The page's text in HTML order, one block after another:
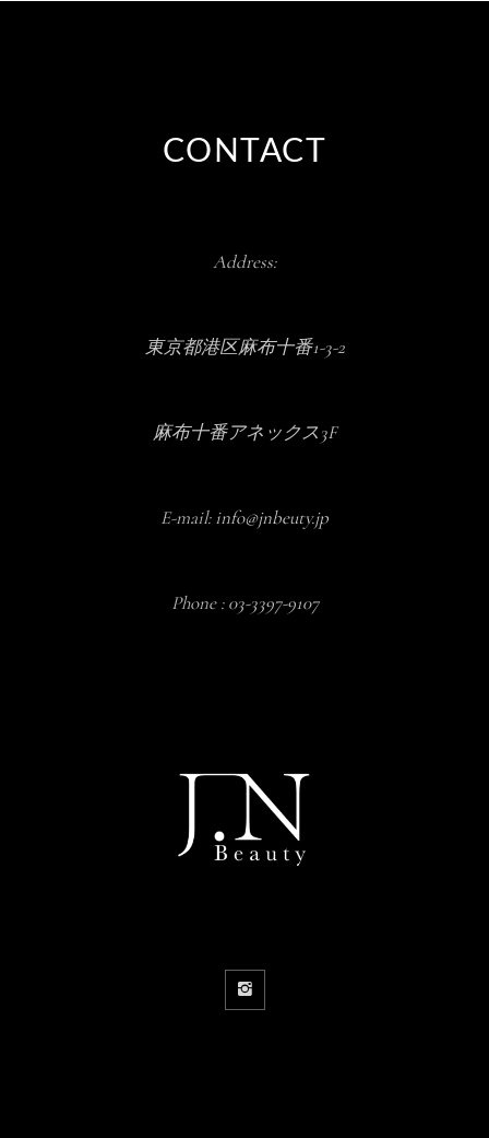
CONTACT
Address:
東京都港区麻布十番1-3-2
麻布十番アネックス3F
E-mail:info@jnbeuty.jp
Phone :03-3397-9107